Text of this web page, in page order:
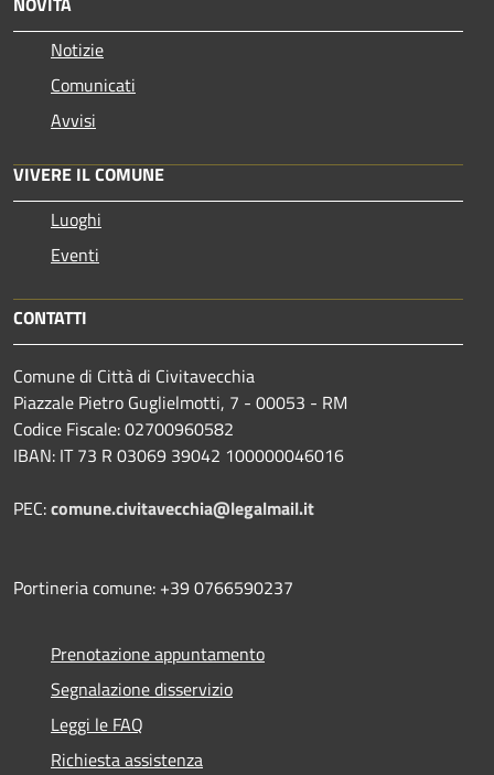
Notizie
Comunicati
Avvisi
VIVERE IL COMUNE
Luoghi
Eventi
CONTATTI
Comune di Città di Civitavecchia
Piazzale Pietro Guglielmotti, 7 - 00053 - RM
Codice Fiscale: 02700960582
IBAN: IT 73 R 03069 39042 100000046016
PEC:comune.civitavecchia@legalmail.it
Portineria comune: +39 0766590237
Prenotazione appuntamento
Segnalazione disservizio
Leggi le FAQ
Richiesta assistenza